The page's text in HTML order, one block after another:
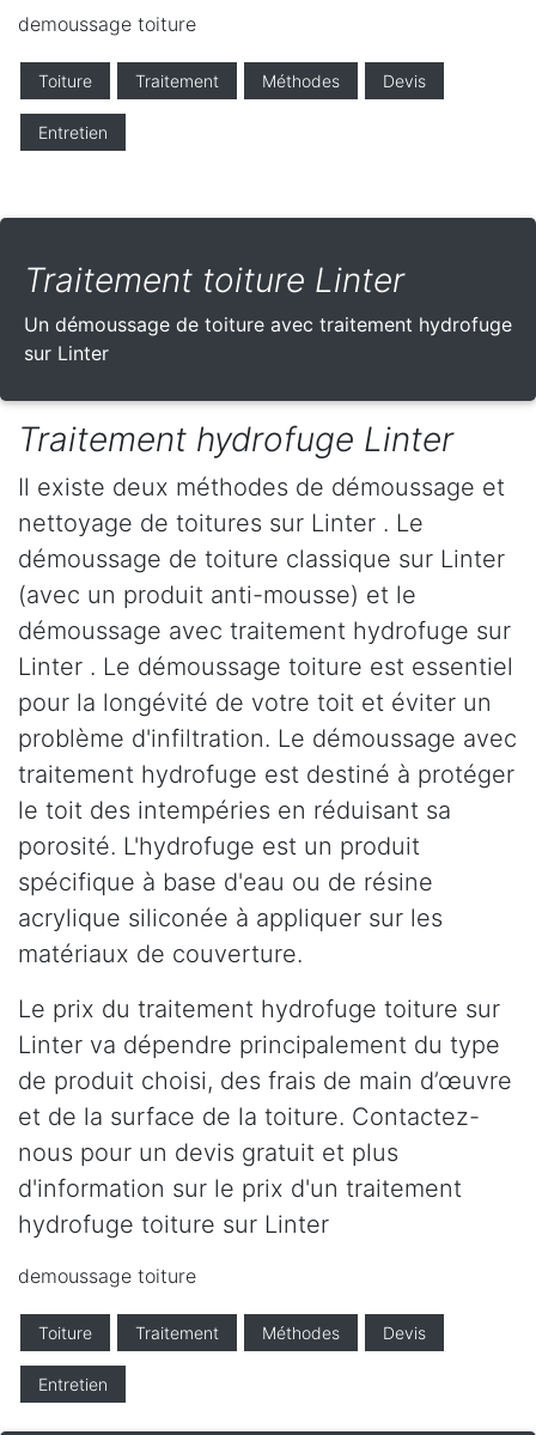
demoussage toiture
Toiture Traitement Méthodes Devis
Entretien
Traitement toiture Linter
Un démoussage de toiture avec traitement hydrofuge
sur Linter
Traitement hydrofuge Linter
Il existe deux méthodes de démoussage et
nettoyage de toitures sur Linter . Le
démoussage de toiture classique sur Linter
(avec un produit anti-mousse) et le
démoussage avec traitement hydrofuge sur
Linter . Le démoussage toiture est essentiel
pour la longévité de votre toit et éviter un
problème d'infiltration. Le démoussage avec
traitement hydrofuge est destiné à protéger
le toit des intempéries en réduisant sa
porosité. L'hydrofuge est un produit
spécifique à base d'eau ou de résine
acrylique siliconée à appliquer sur les
matériaux de couverture.
Le prix du traitement hydrofuge toiture sur
Linter va dépendre principalement du type
de produit choisi, des frais de main d’œuvre
et de la surface de la toiture. Contactez-
nous pour un devis gratuit et plus
d'information sur le prix d'un traitement
hydrofuge toiture sur Linter
demoussage toiture
Toiture Traitement Méthodes Devis
Entretien